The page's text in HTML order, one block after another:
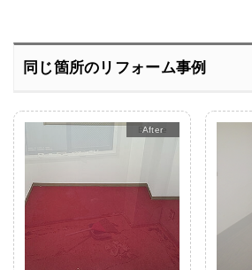
同じ箇所のリフォーム事例
After